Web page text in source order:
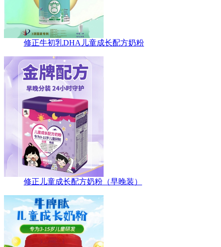
修正牛初乳DHA儿童成长配方奶粉
修正儿童成长配方奶粉（早晚装）